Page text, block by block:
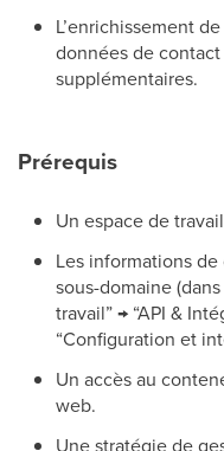
L’enrichissement
données de
supplémentaires.
Prérequis
Un espace de
Les informations
sous-domaine
travail” → “API &
“Configuration et
Un accès au
web.
Une stratégie de